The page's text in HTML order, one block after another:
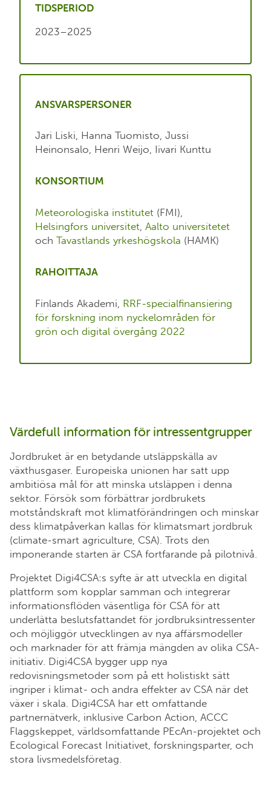
TIDSPERIOD
2023–2025
ANSVARSPERSONER
Jari Liski, Hanna Tuomisto, Jussi
Heinonsalo, Henri Weijo, Iivari Kunttu
KONSORTIUM
Meteorologiska institutet (FMI),
Helsingfors universitet Aalto universitetet
och Tavastlands yrkeshögskola (HAMK)
RAHOITTAJA
Finlands Akademi, RRF-specialfinansiering
för forskning inom nyckelområden för
grön och digital övergång 2022
Värdefull information för intressentgrupper
Jordbruket är en betydande utsläppskälla av
växthusgaser. Europeiska unionen har satt upp
ambitiösa mål för att minska utsläppen i denna
sektor. Försök som förbättrar jordbrukets
motståndskraft mot klimatförändringen och minskar
dess klimatpåverkan kallas för klimatsmart jordbruk
(climate-smart agriculture, CSA). Trots den
imponerande starten är CSA fortfarande på pilotnivå.
Projektet Digi4CSA:s syfte är att utveckla en digital
plattform som kopplar samman och integrerar
informationsflöden väsentliga för CSA för att
underlätta beslutsfattandet för jordbruksintressenter
och möjliggör utvecklingen av nya affärsmodeller
och marknader för att främja mängden av olika CSA-
initiativ. Digi4CSA bygger upp nya
redovisningsmetoder som på ett holistiskt sätt
ingriper i klimat- och andra effekter av CSA när det
växer i skala. Digi4CSA har ett omfattande
partnernätverk, inklusive Carbon Action, ACCC
Flaggskeppet, världsomfattande PEcAn-projektet och
Ecological Forecast Initiativet, forskningsparter, och
stora livsmedelsföretag.